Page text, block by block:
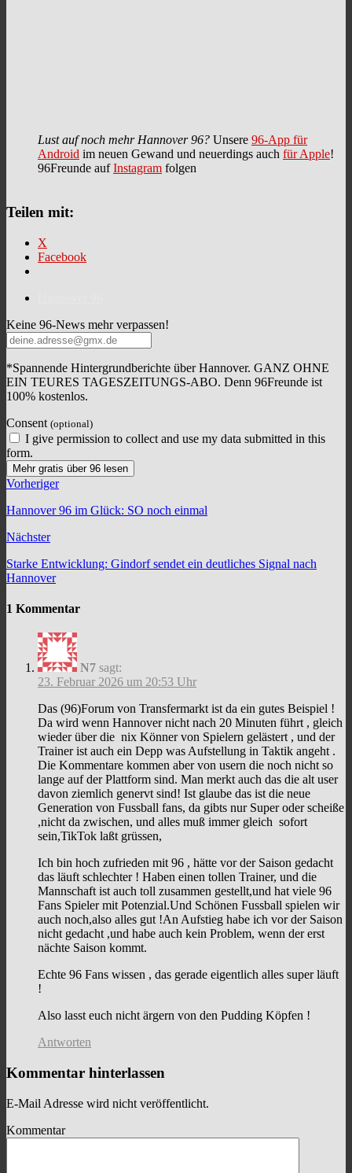
Lust auf noch mehr Hannover 96? Unsere 96-App für
Android im neuen Gewand und neuerdings auch für Apple!
96Freunde aufInstagram folgen
Teilen mit:
X
Facebook
Keine 96-News mehr verpassen!
*Spannende Hintergrundberichte über Hannover. GANZ OHNE
EIN TEURES TAGESZEITUNGS-ABO. Denn 96Freunde ist
100% kostenlos.
Consent (optional)
I give permission to collect and use my data submitted in this
form.
Mehr gratis über 96 lesen
Vorheriger
Hannover 96 im Glück: SO noch einmal
Nächster
Starke Entwicklung: Gindorf sendet ein deutliches Signal nach
Hannover
1 Kommentar
N7 sagt:
23. Februar 2026 um 20:53 Uhr
Das (96)Forum von Transfermarkt ist da ein gutes Beispiel !
Da wird wenn Hannover nicht nach 20 Minuten führt , gleich
wieder über die nix Könner von Spielern gelästert , und der
Trainer ist auch ein Depp was Aufstellung in Taktik angeht .
Die Kommentare kommen aber von usern die noch nicht so
lange auf der Plattform sind. Man merkt auch das die alt user
davon ziemlich genervt sind! Ist glaube das ist die neue
Generation von Fussball fans, da gibts nur Super oder scheiße
,nicht da zwischen, und alles muß immer gleich sofort
sein,TikTok laßt grüssen,
Ich bin hoch zufrieden mit 96 , hätte vor der Saison gedacht
das läuft schlechter ! Haben einen tollen Trainer, und die
Mannschaft ist auch toll zusammen gestellt,und hat viele 96
Fans Spieler mit Potenzial.Und Schönen Fussball spielen wir
auch noch,also alles gut !An Aufstieg habe ich vor der Saison
nicht gedacht ,und habe auch kein Problem, wenn der erst
nächte Saison kommt.
Echte 96 Fans wissen , das gerade eigentlich alles super läuft
!
Also lasst euch nicht ärgern von den Pudding Köpfen !
Antworten
Kommentar hinterlassen
E-Mail Adresse wird nicht veröffentlicht.
Kommentar